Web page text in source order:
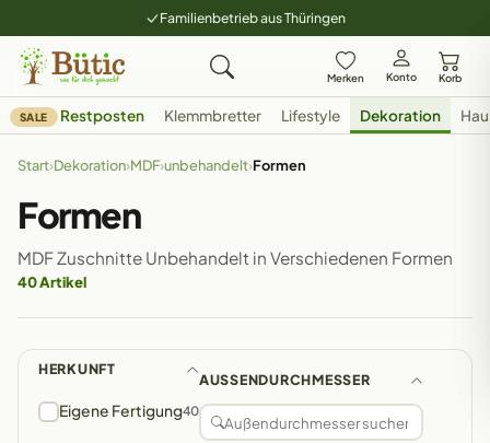
Familienbetrieb aus Thüringen
Merken Konto Korb
SALE Restposten Klemmbretter Lifestyle Dekoration
Start›Dekoration›MDF›unbehandelt›Formen
Formen
MDF Zuschnitte Unbehandelt in Verschiedenen Formen
40 Artikel
HERKUNFT
Eigene Fertigung40
AUSSENDURCHMESSER